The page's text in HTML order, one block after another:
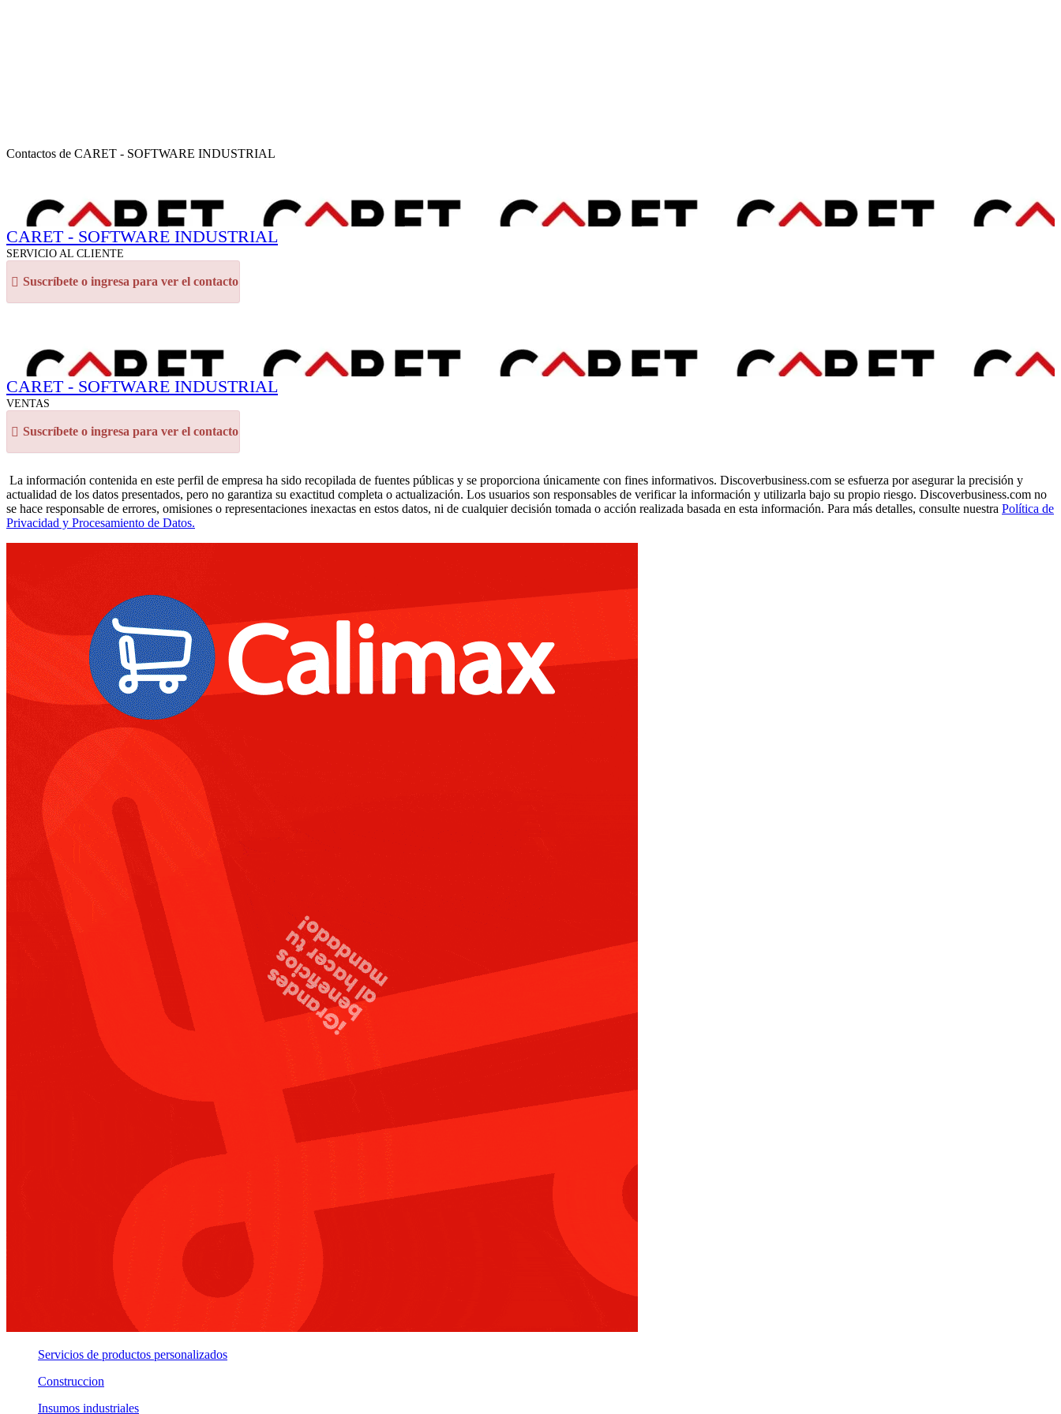
Contactos de CARET - SOFTWARE INDUSTRIAL
CARET - SOFTWARE INDUSTRIAL
SERVICIO AL CLIENTE
Suscríbete o ingresa para ver el contacto
CARET - SOFTWARE INDUSTRIAL
VENTAS
Suscríbete o ingresa para ver el contacto
La información contenida en este perfil de empresa ha sido recopilada de fuentes públicas y se proporciona únicamente con fines informativos. Discoverbusiness.com se esfuerza por asegurar la precisión y
actualidad de los datos presentados, pero no garantiza su exactitud completa o actualización. Los usuarios son responsables de verificar la información y utilizarla bajo su propio riesgo. Discoverbusiness.com no
se hace responsable de errores, omisiones o representaciones inexactas en estos datos, ni de cualquier decisión tomada o acción realizada basada en esta información. Para más detalles, consulte nuestra Política de
Privacidad y Procesamiento de Datos.
Servicios de productos personalizados
Construccion
Insumos industriales